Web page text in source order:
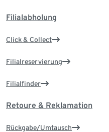
Filialabholung
Click & Collect
Filialreservierung
Filialfinder
Retoure & Reklamation
Rückgabe/Umtausch